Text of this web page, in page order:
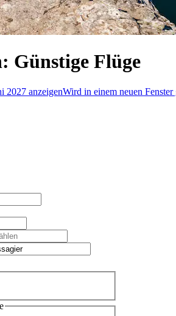
Günstige Flüge
2027 anzeigenWird in einem neuen Fenster